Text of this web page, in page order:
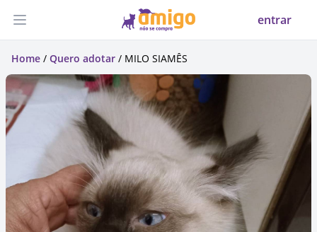
Abrir menu entrar
Home / Quero adotar / MILO SIAMÊS